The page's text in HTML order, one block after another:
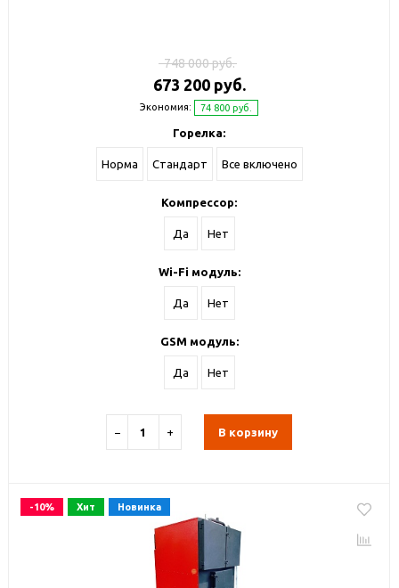
748 000 руб.
673 200 руб.
Экономия: 74 800 руб.
Горелка:
Норма Стандарт Все включено
Компрессор:
Да Нет
Wi-Fi модуль:
Да Нет
GSM модуль:
Да Нет
− + В корзину
-10% Хит Новинка